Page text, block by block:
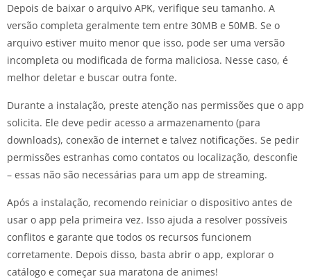
Depois de baixar o arquivo APK, verifique seu tamanho. A
versão completa geralmente tem entre 30MB e 50MB. Se o
arquivo estiver muito menor que isso, pode ser uma versão
incompleta ou modificada de forma maliciosa. Nesse caso, é
melhor deletar e buscar outra fonte.
Durante a instalação, preste atenção nas permissões que o app
solicita. Ele deve pedir acesso a armazenamento (para
downloads), conexão de internet e talvez notificações. Se pedir
permissões estranhas como contatos ou localização, desconfie
– essas não são necessárias para um app de streaming.
Após a instalação, recomendo reiniciar o dispositivo antes de
usar o app pela primeira vez. Isso ajuda a resolver possíveis
conflitos e garante que todos os recursos funcionem
corretamente. Depois disso, basta abrir o app, explorar o
catálogo e começar sua maratona de animes!